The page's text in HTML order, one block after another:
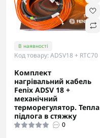
В наявності
Код товару: ADSV18 + RTC70
Комплект
нагрівальний кабель
Fenix ADSV 18 +
механічний
терморегулятор. Тепла
підлога в стяжку
0